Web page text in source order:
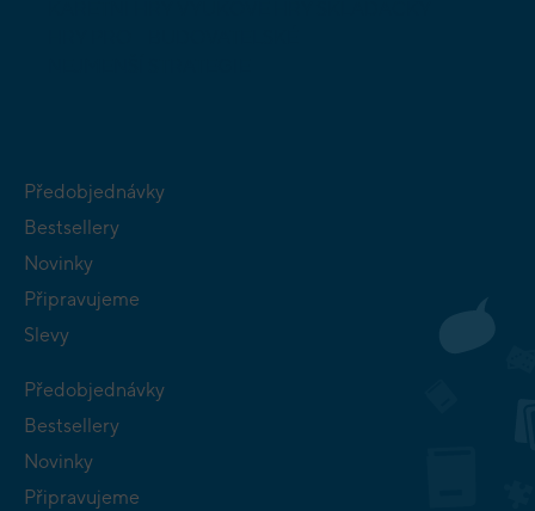
Předobjednávky
Bestsellery
Novinky
Připravujeme
Slevy
Předobjednávky
Bestsellery
Novinky
Připravujeme